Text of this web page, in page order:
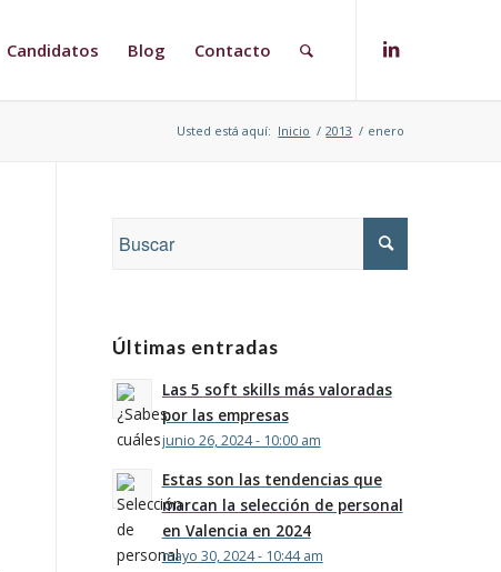
Candidatos Blog Contacto
Usted está aquí: Inicio / 2013 / enero
Últimas entradas
Las 5 soft skills más valoradas
por las empresas
junio 26, 2024 - 10:00 am
Estas son las tendencias que
marcan la selección de personal
en Valencia en 2024
mayo 30, 2024 - 10:44 am